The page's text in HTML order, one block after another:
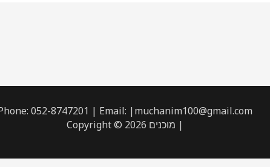
052-8747201 | Email: |muchanim100@gmail.com
| מוכנים Copyright © 2026